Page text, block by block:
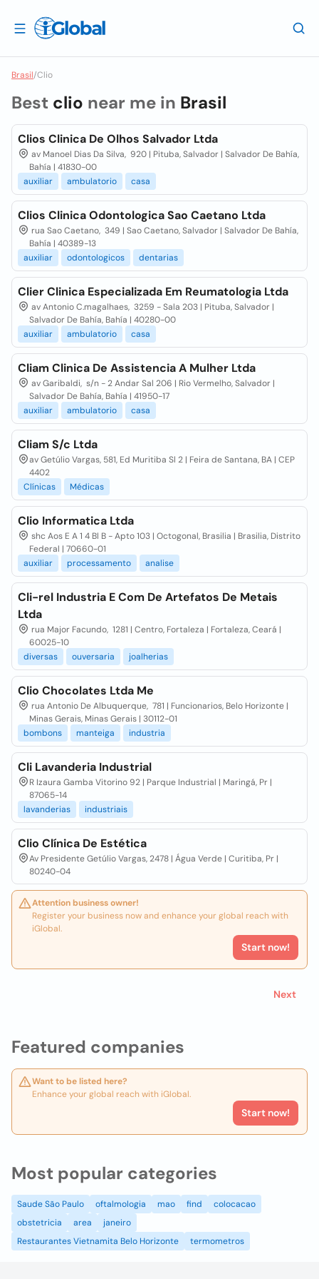
Brasil/Clio
Featured companies
Want to be listed here?
Enhance your global reach with iGlobal.
Start now!
Best clio near me in Brasil
Clios Clinica De Olhos Salvador Ltda
av Manoel Dias Da Silva, 920 | Pituba, Salvador | Salvador De Bahía,
Bahía | 41830-00
auxiliar
ambulatorio casa
Clios Clinica Odontologica Sao Caetano Ltda
rua Sao Caetano, 349 | Sao Caetano, Salvador | Salvador De Bahía,
Bahía | 40389-13
auxiliar
odontologicos dentarias
Clier Clinica Especializada Em Reumatologia Ltda
av Antonio C.magalhaes, 3259 - Sala 203 | Pituba, Salvador |
Salvador De Bahía, Bahía | 40280-00
auxiliar
ambulatorio casa
Cliam Clinica De Assistencia A Mulher Ltda
av Garibaldi, s/n - 2 Andar Sal 206 | Rio Vermelho, Salvador |
Salvador De Bahía, Bahía | 41950-17
auxiliar
ambulatorio casa
Cliam S/c Ltda
av Getúlio Vargas, 581, Ed Muritiba Sl 2 | Feira de Santana, BA | CEP
4402
Clínicas
Médicas
Clio Informatica Ltda
shc Aos E A 1 4 Bl B - Apto 103 | Octogonal, Brasilia | Brasilia, Distrito
Federal | 70660-01
auxiliar
processamento analise
Cli-rel Industria E Com De Artefatos De Metais
Ltda
rua Major Facundo, 1281 | Centro, Fortaleza | Fortaleza, Ceará |
60025-10
diversas
ouversaria joalherias
Clio Chocolates Ltda Me
rua Antonio De Albuquerque, 781 | Funcionarios, Belo Horizonte |
Minas Gerais, Minas Gerais | 30112-01
bombons
manteiga industria
Cli Lavanderia Industrial
R Izaura Gamba Vitorino 92 | Parque Industrial | Maringá, Pr |
87065-14
lavanderias
industriais
Clio Clínica De Estética
Av Presidente Getúlio Vargas, 2478 | Água Verde | Curitiba, Pr |
80240-04
Attention business owner!
Register your business now and enhance your global reach with
iGlobal.
Start now!
Next
Most popular categories
Saude São Paulo oftalmologia mao find
colocacao
obstetricia
area
janeiro
Restaurantes Vietnamita Belo Horizonte
termometros